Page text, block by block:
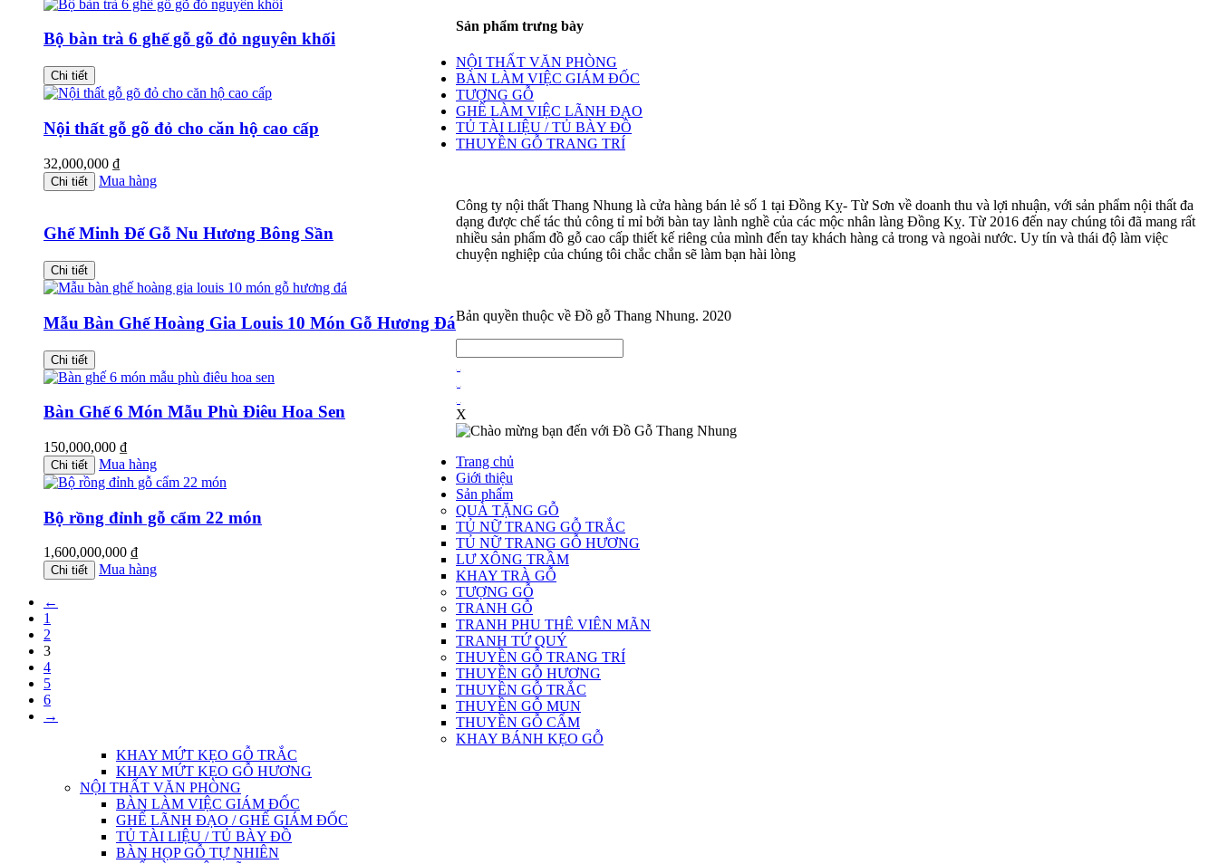
Bộ bàn trà 6 ghế gỗ gõ đỏ nguyên khối
Chi tiết
Nội thất gỗ gõ đỏ cho căn hộ cao cấp
32,000,000 ₫
Chi tiết Mua hàng
Ghế Minh Đế Gỗ Nu Hương Bông Sần
Chi tiết
Mẫu Bàn Ghế Hoàng Gia Louis 10 Món Gỗ Hương Đá
Chi tiết
Bàn Ghế 6 Món Mẫu Phù Điêu Hoa Sen
150,000,000 ₫
Chi tiết Mua hàng
Bộ rồng đỉnh gỗ cẩm 22 món
1,600,000,000 ₫
Chi tiết Mua hàng
←
1
2
3
4
5
6
→
Sản phẩm trưng bày
NỘI THẤT VĂN PHÒNG
BÀN LÀM VIỆC GIÁM ĐỐC
TƯỢNG GỖ
GHẾ LÀM VIỆC LÃNH ĐẠO
TỦ TÀI LIỆU / TỦ BÀY ĐỒ
THUYỀN GỖ TRANG TRÍ
Công ty nội thất Thang Nhung là cửa hàng bán lẻ số 1 tại Đồng Kỵ- Từ Sơn về doanh thu và lợi nhuận, với sản phẩm nội thất đa
dạng được chế tác thủ công tỉ mỉ bởi bàn tay lành nghề của các mộc nhân làng Đồng Kỵ. Từ 2016 đến nay chúng tôi đã mang rất
nhiều sản phẩm đồ gỗ cao cấp thiết kế riêng của mình đến tay khách hàng cả trong và ngoài nước. Uy tín và thái độ làm việc
chuyện nghiệp của chúng tôi chắc chắn sẽ làm bạn hài lòng
Bản quyền thuộc về Đồ gỗ Thang Nhung. 2020
X
Trang chủ
Giới thiệu
Sản phẩm
QUÀ TẶNG GỖ
TỦ NỮ TRANG GỖ TRẮC
TỦ NỮ TRANG GỖ HƯƠNG
LƯ XÔNG TRẦM
KHAY TRÀ GỖ
TƯỢNG GỖ
TRANH GỖ
TRANH PHU THÊ VIÊN MÃN
TRANH TỨ QUÝ
THUYỀN GỖ TRANG TRÍ
THUYỀN GỖ HƯƠNG
THUYỀN GỖ TRẮC
THUYỀN GỖ MUN
THUYỀN GỖ CẨM
KHAY BÁNH KẸO GỖ
KHAY MỨT KẸO GỖ TRẮC
KHAY MỨT KẸO GỖ HƯƠNG
NỘI THẤT VĂN PHÒNG
BÀN LÀM VIỆC GIÁM ĐỐC
GHẾ LÃNH ĐẠO / GHẾ GIÁM ĐỐC
TỦ TÀI LIỆU / TỦ BÀY ĐỒ
BÀN HỌP GỖ TỰ NHIÊN